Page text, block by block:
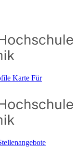
Karte Für